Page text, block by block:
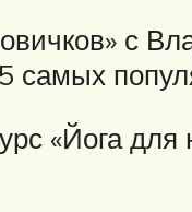
с
самых
«Йога для